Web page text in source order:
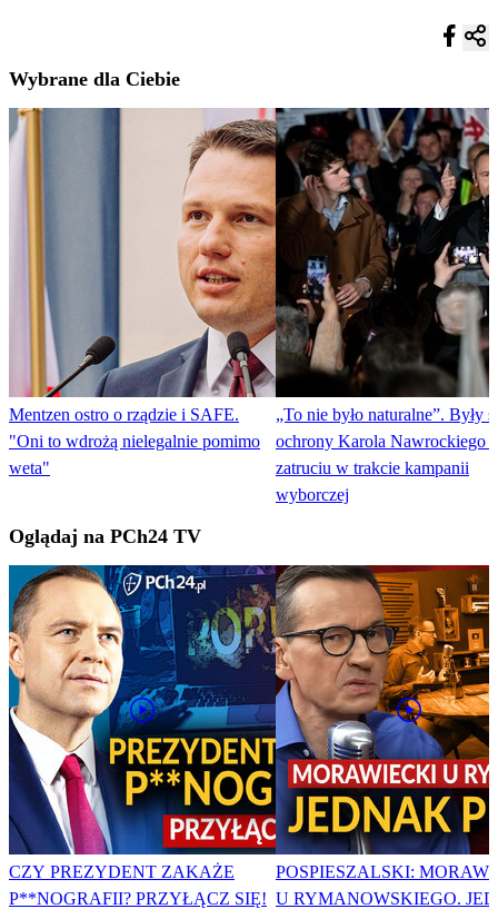
Wybrane dla Ciebie
Mentzen ostro o rządzie i SAFE.
"Oni to wdrożą nielegalnie pomimo
weta"
„To nie było naturalne”. Były
ochrony Karola Nawrockiego o
zatruciu w trakcie kampanii
wyborczej
Oglądaj na PCh24 TV
CZY PREZYDENT ZAKAŻE
P**NOGRAFII? PRZYŁĄCZ SIĘ!
POSPIESZALSKI:
U RYMANOWSKIEGO.